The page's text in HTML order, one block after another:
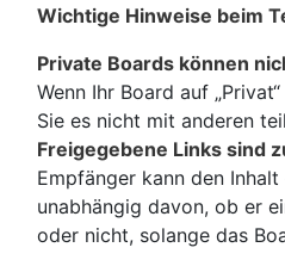
Wichtige Hinweise beim
Private Boards können
Wenn Ihr Board auf
Sie es nicht mit anderen
Freigegebene Links sind
Empfänger kann den
unabhängig davon, ob er
oder nicht, solange das